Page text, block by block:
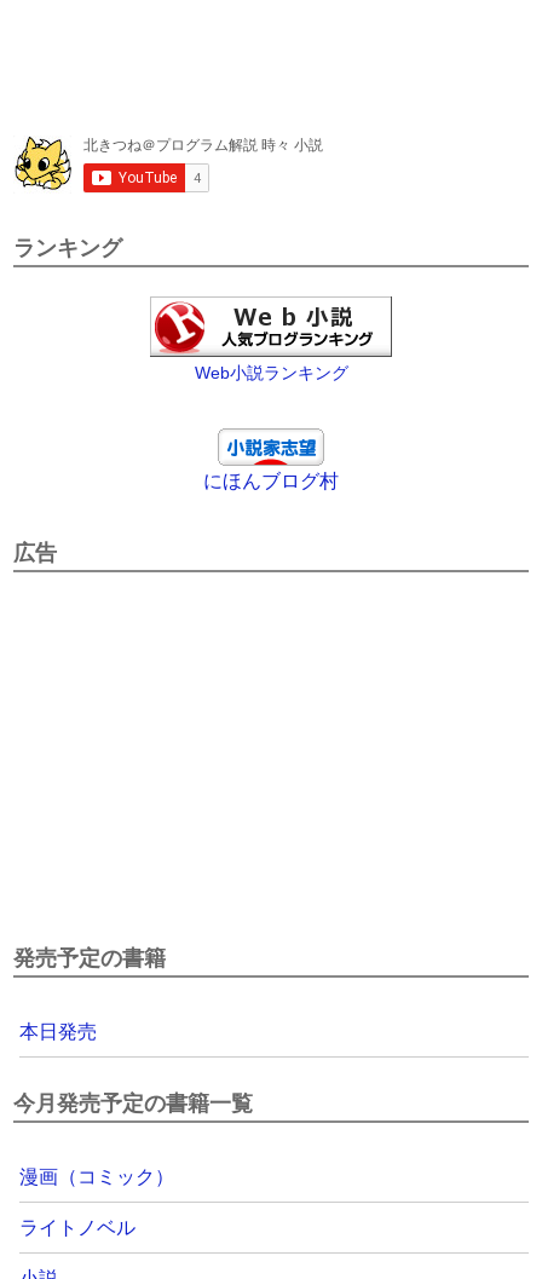
ランキング
Web小説ランキング
にほんブログ村
広告
発売予定の書籍
本日発売
今月発売予定の書籍一覧
漫画（コミック）
ライトノベル